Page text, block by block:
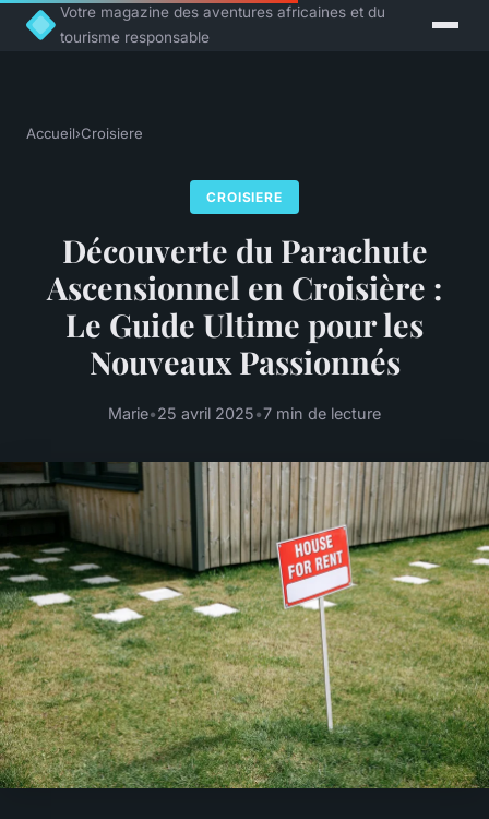
Votre magazine des aventures africaines et du
tourisme responsable
Accueil›Croisiere
CROISIERE
Découverte du Parachute
Ascensionnel en Croisière :
Le Guide Ultime pour les
Nouveaux Passionnés
Marie•25 avril 2025•7 min de lecture